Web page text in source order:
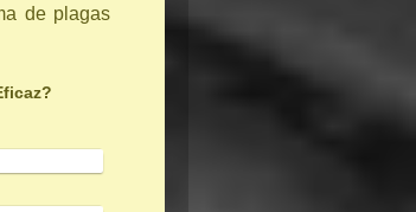
de plagas